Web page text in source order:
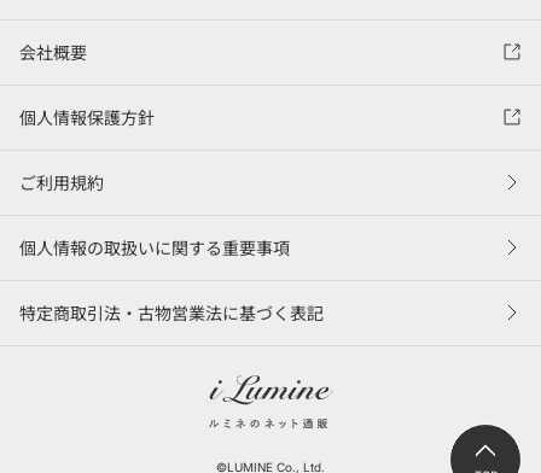
会社概要
個人情報保護方針
ご利用規約
個人情報の取扱いに関する重要事項
特定商取引法・古物営業法に基づく表記
©LUMINE Co., Ltd.